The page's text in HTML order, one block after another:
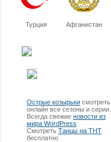
Турция Афганистан
Острые козырьки смотреть
онлайн все сезоны и серии.
Всегда свежие новости из
мира WordPress
Смотреть Танцы на ТНТ
бесплатно